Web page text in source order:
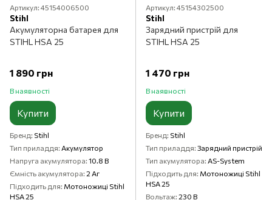
Артикул: 45154006500
Stihl
Акумуляторна батарея для
STIHL HSA 25
1 890 грн
В наявності
Купити
Бренд Stihl
Тип приладдя Акумулятор
Напруга акумулятора 10.8 В
Ємність акумулятора 2 Аг
Підходить для Мотоножиці Stihl
HSA 25
Артикул: 45154302500
Stihl
Зарядний пристрій для
STIHL HSA 25
1 470 грн
В наявності
Купити
Бренд Stihl
Тип приладдя Зарядний пристрій
Тип акумулятора AS-System
Підходить для Мотоножиці Stihl
HSA 25
Вольтаж 230 В